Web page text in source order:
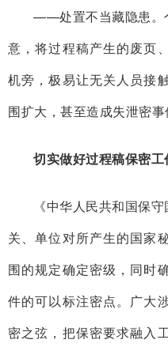
——处置不当藏隐患。
意，将过程稿产生的废页
机旁，极易让无关人员接
围扩大，甚至造成失泄密事
切实做好过程稿保密工
《中华人民共和国保
关、单位对所产生的国家
围的规定确定密级，同时
件的可以标注密点。广大
密之弦，把保密要求融入